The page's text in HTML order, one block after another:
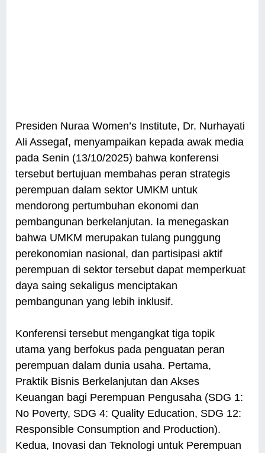
Presiden Nuraa Women’s Institute, Dr. Nurhayati
Ali Assegaf, menyampaikan kepada awak media
pada Senin (13/10/2025) bahwa konferensi
tersebut bertujuan membahas peran strategis
perempuan dalam sektor UMKM untuk
mendorong pertumbuhan ekonomi dan
pembangunan berkelanjutan. Ia menegaskan
bahwa UMKM merupakan tulang punggung
perekonomian nasional, dan partisipasi aktif
perempuan di sektor tersebut dapat memperkuat
daya saing sekaligus menciptakan
pembangunan yang lebih inklusif.
Konferensi tersebut mengangkat tiga topik
utama yang berfokus pada penguatan peran
perempuan dalam dunia usaha. Pertama,
Praktik Bisnis Berkelanjutan dan Akses
Keuangan bagi Perempuan Pengusaha (SDG 1:
No Poverty, SDG 4: Quality Education, SDG 12:
Responsible Consumption and Production).
Kedua, Inovasi dan Teknologi untuk Perempuan